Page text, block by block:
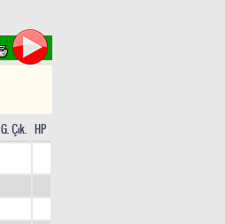
G. Çık. HP